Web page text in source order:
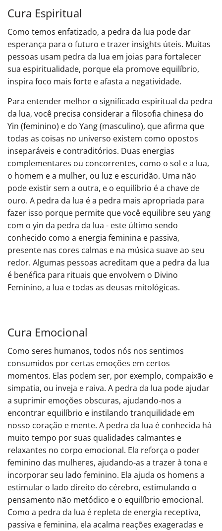
Cura Espiritual
Como temos enfatizado, a pedra da lua pode dar
esperança para o futuro e trazer insights úteis. Muitas
pessoas usam pedra da lua em joias para fortalecer
sua espiritualidade, porque ela promove equilíbrio,
inspira foco mais forte e afasta a negatividade.
Para entender melhor o significado espiritual da pedra
da lua, você precisa considerar a filosofia chinesa do
Yin (feminino) e do Yang (masculino), que afirma que
todas as coisas no universo existem como opostos
inseparáveis ​​e contraditórios. Duas energias
complementares ou concorrentes, como o sol e a lua,
o homem e a mulher, ou luz e escuridão. Uma não
pode existir sem a outra, e o equilíbrio é a chave de
ouro. A pedra da lua é a pedra mais apropriada para
fazer isso porque permite que você equilibre seu yang
com o yin da pedra da lua - este último sendo
conhecido como a energia feminina e passiva,
presente nas cores calmas e na música suave ao seu
redor. Algumas pessoas acreditam que a pedra da lua
é benéfica para rituais que envolvem o Divino
Feminino, a lua e todas as deusas mitológicas.
Cura Emocional
Como seres humanos, todos nós nos sentimos
consumidos por certas emoções em certos
momentos. Elas podem ser, por exemplo, compaixão e
simpatia, ou inveja e raiva. A pedra da lua pode ajudar
a suprimir emoções obscuras, ajudando-nos a
encontrar equilíbrio e instilando tranquilidade em
nosso coração e mente. A pedra da lua é conhecida há
muito tempo por suas qualidades calmantes e
relaxantes no corpo emocional. Ela reforça o poder
feminino das mulheres, ajudando-as a trazer à tona e
incorporar seu lado feminino. Ela ajuda os homens a
estimular o lado direito do cérebro, estimulando o
pensamento não metódico e o equilíbrio emocional.
Como a pedra da lua é repleta de energia receptiva,
passiva e feminina, ela acalma reações exageradas e